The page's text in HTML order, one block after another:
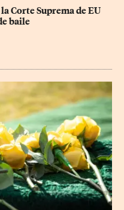
Corte Suprema de EU
baile